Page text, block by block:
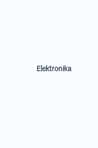
Elektronika